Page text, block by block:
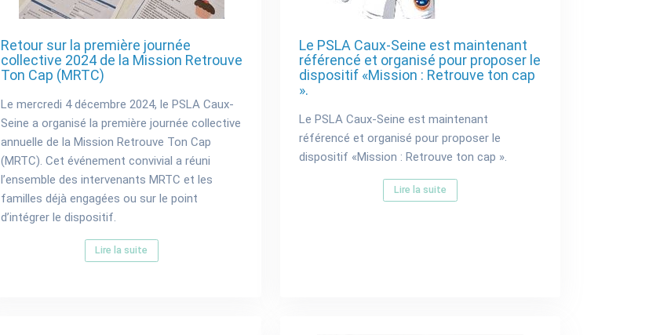
Retour sur la première journée
collective 2024 de la Mission Retrouve
Ton Cap (MRTC)
Le mercredi 4 décembre 2024, le PSLA Caux-
Seine a organisé la première journée collective
annuelle de la Mission Retrouve Ton Cap
(MRTC). Cet événement convivial a réuni
l’ensemble des intervenants MRTC et les
familles déjà engagées ou sur le point
d’intégrer le dispositif.
Lire la suite
Le PSLA Caux-Seine est maintenant
référencé et organisé pour proposer le
dispositif «Mission : Retrouve ton cap
».
Le PSLA Caux-Seine est maintenant
référencé et organisé pour proposer le
dispositif «Mission : Retrouve ton cap ».
Lire la suite